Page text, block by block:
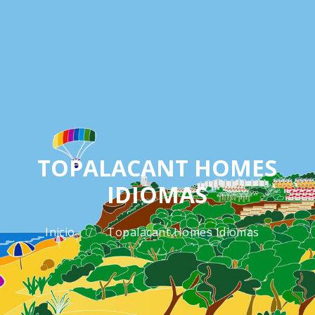
TOPALACANT HOMES
IDIOMAS
Inicio Topalacant Homes Idiomas